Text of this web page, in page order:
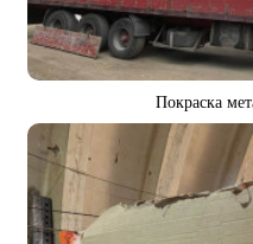
Покраска